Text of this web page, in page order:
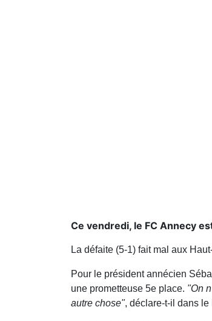
Ce vendredi, le FC Annecy
La défaite (5-1) fait mal aux
Pour le président annécien
une prometteuse 5e place. "On
autre chose", déclare-t-il dans